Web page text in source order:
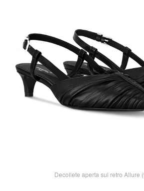
Decollete aperta sul retro Allure